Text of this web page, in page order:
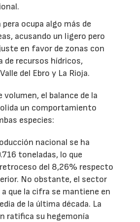
pera ocupa algo más de
acusando un ligero pero
en favor de zonas con
de recursos hídricos,
del Ebro y La Rioja.
volumen, el balance de la
un comportamiento
especies:
nacional se ha
toneladas, lo que
del 8,26% respecto
No obstante, el sector
que la cifra se mantiene en
de la última década. La
ratifica su hegemonía